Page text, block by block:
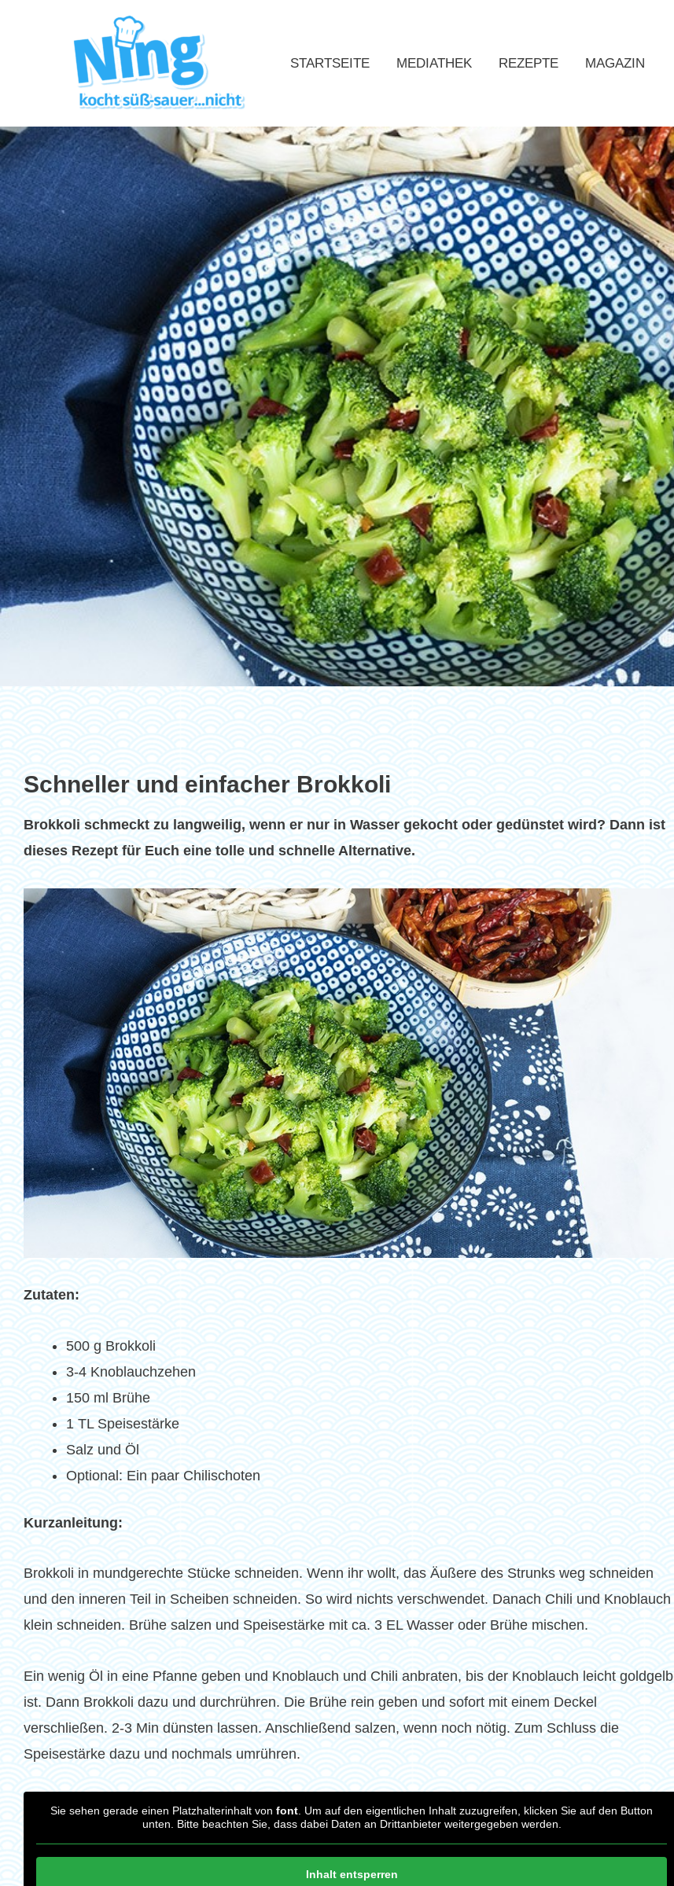
STARTSEITE MEDIATHEK REZEPTE MAGAZIN
Schneller und einfacher Brokkoli
Brokkoli schmeckt zu langweilig, wenn er nur in Wasser gekocht oder gedünstet wird? Dann ist
dieses Rezept für Euch eine tolle und schnelle Alternative.
Zutaten:
500 g Brokkoli
3-4 Knoblauchzehen
150 ml Brühe
1 TL Speisestärke
Salz und Öl
Optional: Ein paar Chilischoten
Kurzanleitung:
Brokkoli in mundgerechte Stücke schneiden. Wenn ihr wollt, das Äußere des Strunks weg schneiden
und den inneren Teil in Scheiben schneiden. So wird nichts verschwendet. Danach Chili und Knoblauch
klein schneiden. Brühe salzen und Speisestärke mit ca. 3 EL Wasser oder Brühe mischen.
Ein wenig Öl in eine Pfanne geben und Knoblauch und Chili anbraten, bis der Knoblauch leicht goldgelb
ist. Dann Brokkoli dazu und durchrühren. Die Brühe rein geben und sofort mit einem Deckel
verschließen. 2-3 Min dünsten lassen. Anschließend salzen, wenn noch nötig. Zum Schluss die
Speisestärke dazu und nochmals umrühren.
Sie sehen gerade einen Platzhalterinhalt von font . Um auf den eigentlichen Inhalt zuzugreifen, klicken Sie auf den Button
unten. Bitte beachten Sie, dass dabei Daten an Drittanbieter weitergegeben werden.
Inhalt entsperren